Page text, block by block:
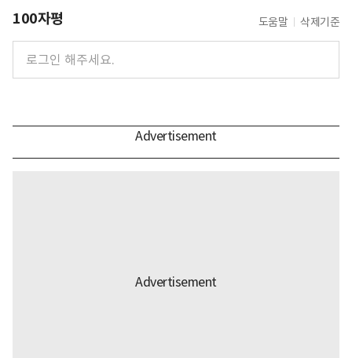
100자평 도움말 삭제기준